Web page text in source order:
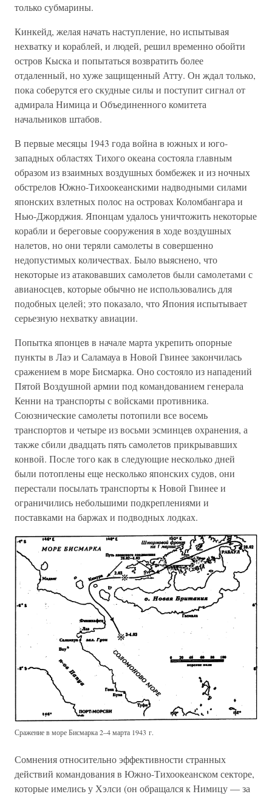
только субмарины.
Кинкейд, желая начать наступление, но испытывая
нехватку и кораблей, и людей, решил временно обойти
остров Кыска и попытаться возвратить более
отдаленный, но хуже защищенный Атту. Он ждал только,
пока соберутся его скудные силы и поступит сигнал от
адмирала Нимица и Объединенного комитета
начальников штабов.
В первые месяцы 1943 года война в южных и юго-
западных областях Тихого океана состояла главным
образом из взаимных воздушных бомбежек и из ночных
обстрелов Южно-Тихоокеанскими надводными силами
японских взлетных полос на островах Коломбангара и
Нью-Джорджия. Японцам удалось уничтожить некоторые
корабли и береговые сооружения в ходе воздушных
налетов, но они теряли самолеты в совершенно
недопустимых количествах. Было выяснено, что
некоторые из атаковавших самолетов были самолетами с
авианосцев, которые обычно не использовались для
подобных целей; это показало, что Япония испытывает
серьезную нехватку авиации.
Попытка японцев в начале марта укрепить опорные
пункты в Лаэ и Саламауа в Новой Гвинее закончилась
сражением в море Бисмарка. Оно состояло из нападений
Пятой Воздушной армии под командованием генерала
Кенни на транспорты с войсками противника.
Союзнические самолеты потопили все восемь
транспортов и четыре из восьми эсминцев охранения, а
также сбили двадцать пять самолетов прикрывавших
конвой. После того как в следующие несколько дней
были потоплены еще несколько японских судов, они
перестали посылать транспорты к Новой Гвинее и
ограничились небольшими подкреплениями и
поставками на баржах и подводных лодках.
Сражение в море Бисмарка 2–4 марта 1943 г.
Сомнения относительно эффективности странных
действий командования в Южно-Тихоокеанском секторе,
которые имелись у Хэлси (он обращался к Нимицу — за